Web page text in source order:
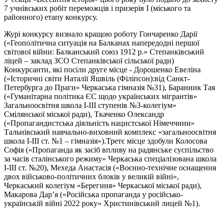
7 учнівських робіт переможців і призерів І (міського та
районного) етапу конкурсу.
Журі конкурсу визнало кращою роботу Гончаренко Дарії
(«Геополітична ситуація на Балканах напередодні першої
світової війни: Балканський союз 1912 р.» Степанківський
ліцей – заклад ЗСО Степанківської сільської ради)
Конкурсанти, які посіли друге місце - Дорошенко Евеліна
(«Історичні світи Наталії Яшвіль (Філіпсон):від Санкт-
Петербурга до Праги» Черкаська гімназія №31), Баранник Тая
(«Гуманітарна політика ЄС щодо українських мігрантів»
Загальноосвітня школа І-III ступенів №3-колегіум»
Смілянської міської ради), Ткаченко Олександр
(«Пропагандистська діяльність нацистської Німеччини»
Тальнівський навчально-виховний комплекс «загальноосвітня
школа І-III ст. №1 – гімназія»).Третє місце здобули Колосова
Софія («Пропаганда як засіб впливу на радянське суспільство
за часів сталінського режиму» Черкаська спеціалізована школа
І-III ст. №20), Мехеда Анастасія («Воєнно-технічне оснащення
двох військово-політичних блоків у великій війні»,
Черкаський колегіум «Берегиня» Черкаської міської ради),
Макарова Дар’я («Російська пропаганда у російсько-
українській війні 2022 року» Христинівський лицей №1).